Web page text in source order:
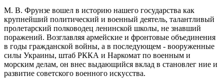
М. В. Фрунзе вошел в историю нашего государства как
крупнейший политический и военный деятель, талантливый
пролетарский полководец ленинской школы, не знавший
поражений. Возглавляя армейские и фронтовые объединения
в годы гражданской войны, а в последующем - вооруженные
силы Украины, штаб РККА и Наркомат по военным и
морским делам, он внес выдающийся вклад в становлег ние и
развитие советского военного искусства.